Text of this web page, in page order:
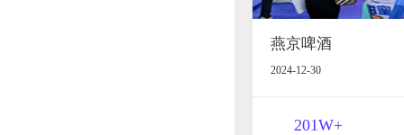
燕京啤酒
2024-12-30
201W+